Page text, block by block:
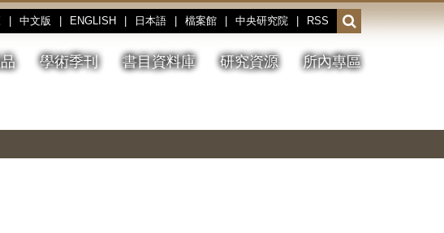
中文版 ENGLISH 日本語 檔案館 中央研究院 RSS
開
啟
或
收
學術季刊 書目資料庫 研究資源 所內專區
停、
圖
圖
結